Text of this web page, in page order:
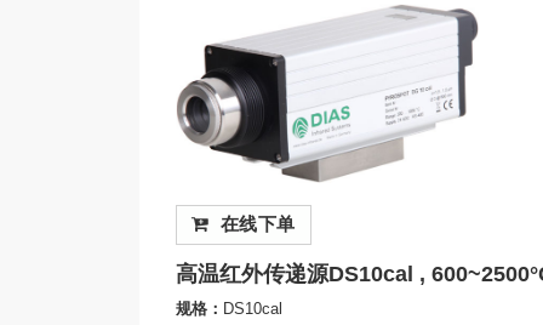
在线下单
高温红外传递源DS10cal ,
规格： DS10cal